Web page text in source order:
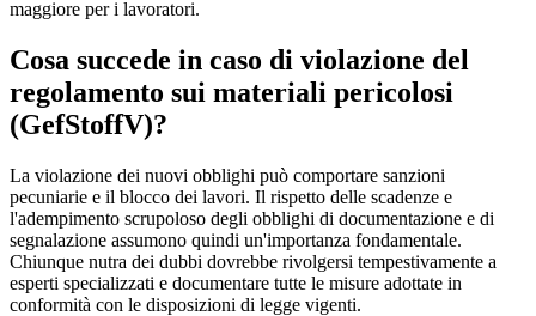
maggiore per i lavoratori.
Cosa succede in caso di violazione del
regolamento sui materiali pericolosi
(GefStoffV)?
La violazione dei nuovi obblighi può comportare sanzioni
pecuniarie e il blocco dei lavori. Il rispetto delle scadenze e
l'adempimento scrupoloso degli obblighi di documentazione e di
segnalazione assumono quindi un'importanza fondamentale.
Chiunque nutra dei dubbi dovrebbe rivolgersi tempestivamente a
esperti specializzati e documentare tutte le misure adottate in
conformità con le disposizioni di legge vigenti.